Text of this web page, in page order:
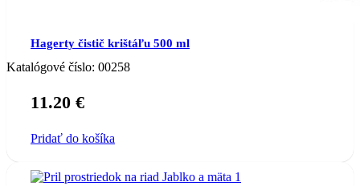
Hagerty čistič krištáľu 500 ml
Katalógové číslo: 00258
11.20 €
Pridať do košíka